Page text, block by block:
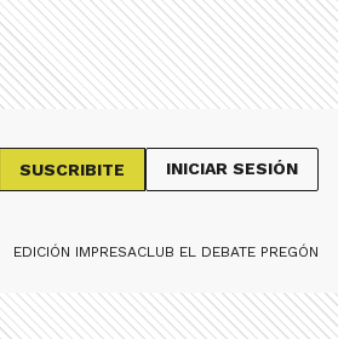
SUSCRIBITE INICIAR SESIÓN
EDICIÓN IMPRESACLUB EL DEBATE PREGÓN